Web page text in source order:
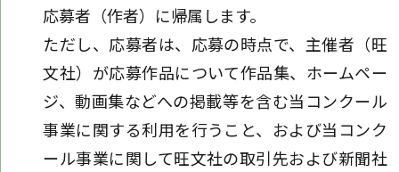
応募者（作者）に帰属します。
ただし、応募者は、応募の時点で、主催者（旺
文社）が応募作品について作品集、ホームペー
ジ、動画集などへの掲載等を含む当コンクール
事業に関する利用を行うこと、および当コンク
ール事業に関して旺文社の取引先および新聞社